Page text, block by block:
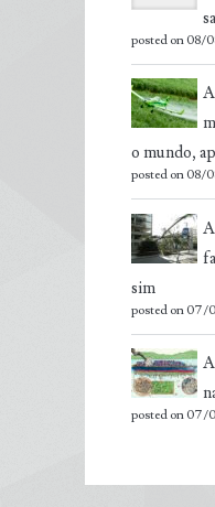
posted on 08/
o mundo,
posted on 08/
sim
posted on 07/
posted on 07/